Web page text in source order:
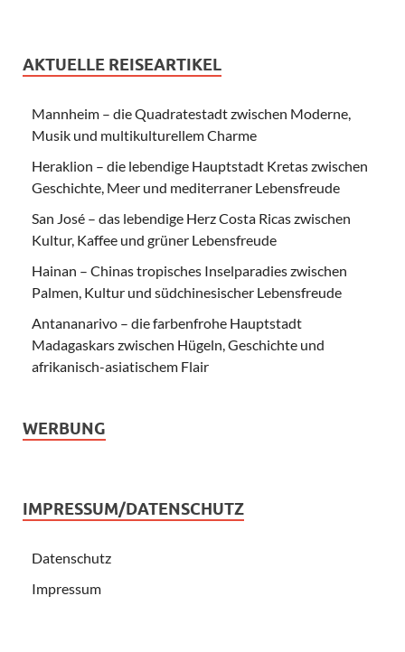
AKTUELLE REISEARTIKEL
Mannheim – die Quadratestadt zwischen Moderne,
Musik und multikulturellem Charme
Heraklion – die lebendige Hauptstadt Kretas zwischen
Geschichte, Meer und mediterraner Lebensfreude
San José – das lebendige Herz Costa Ricas zwischen
Kultur, Kaffee und grüner Lebensfreude
Hainan – Chinas tropisches Inselparadies zwischen
Palmen, Kultur und südchinesischer Lebensfreude
Antananarivo – die farbenfrohe Hauptstadt
Madagaskars zwischen Hügeln, Geschichte und
afrikanisch-asiatischem Flair
WERBUNG
IMPRESSUM/DATENSCHUTZ
Datenschutz
Impressum